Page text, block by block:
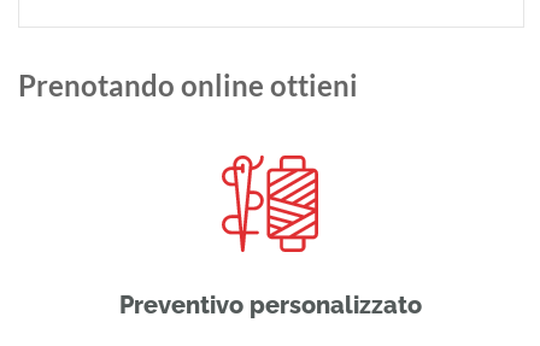
Prenotando online ottieni
Preventivo personalizzato